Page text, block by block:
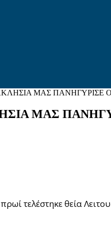
ΜΑΣ ΠΑΝΗΓΥΡΙΣΕ
ΜΑΣ
τελέστηκε θεία